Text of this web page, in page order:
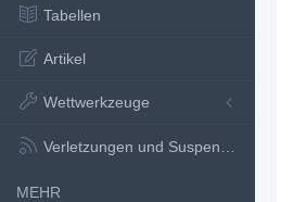
Tabellen
Artikel
Wettwerkzeuge
Verletzungen und Suspensionen
MEHR